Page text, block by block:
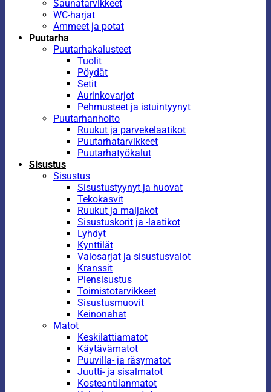
Saunatarvikkeet
WC-harjat
Ammeet ja potat
Puutarha
Puutarhakalusteet
Tuolit
Pöydät
Setit
Aurinkovarjot
Pehmusteet ja istuintyynyt
Puutarhanhoito
Ruukut ja parvekelaatikot
Puutarhatarvikkeet
Puutarhatyökalut
Sisustus
Sisustus
Sisustustyynyt ja huovat
Tekokasvit
Ruukut ja maljakot
Sisustuskorit ja -laatikot
Lyhdyt
Kynttilät
Valosarjat ja sisustusvalot
Kranssit
Piensisustus
Toimistotarvikkeet
Sisustusmuovit
Keinonahat
Matot
Keskilattiamatot
Käytävämatot
Puuvilla- ja räsymatot
Juutti- ja sisalmatot
Kosteantilanmatot